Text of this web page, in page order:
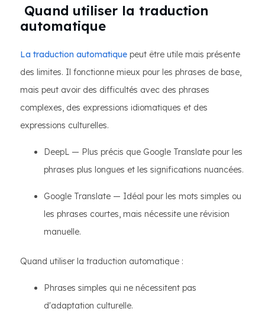
Quand utiliser la traduction
automatique
La traduction automatique peut être utile mais présente
des limites. Il fonctionne mieux pour les phrases de base,
mais peut avoir des difficultés avec des phrases
complexes, des expressions idiomatiques et des
expressions culturelles.
DeepL — Plus précis que Google Translate pour les
phrases plus longues et les significations nuancées.
Google Translate — Idéal pour les mots simples ou
les phrases courtes, mais nécessite une révision
manuelle.
Quand utiliser la traduction automatique :
Phrases simples qui ne nécessitent pas
d'adaptation culturelle.